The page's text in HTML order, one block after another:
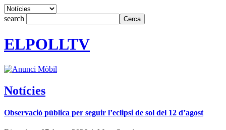
search
ELPOLLTV
Notícies
Observació pública per seguir l’eclipsi de sol del 12 d’agost